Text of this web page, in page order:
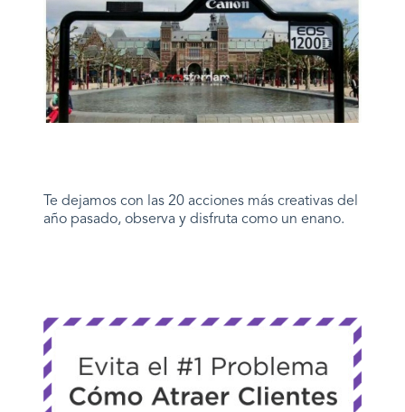
Te dejamos con las 20 acciones más creativas del
año pasado, observa y disfruta como un enano.